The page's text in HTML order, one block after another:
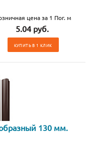
цена за 1 Пог. м
5.04 руб.
КУПИТЬ В 1 КЛИК
130 мм.